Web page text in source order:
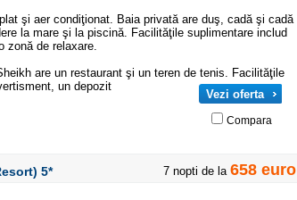
şi aer condiţionat. Baia privată are duş, cadă şi cadă
la mare şi la piscină. Facilităţile suplimentare includ
zonă de relaxare.
are un restaurant şi un teren de tenis. Facilităţile
un depozit
Vezi oferta
Compara
5* 7 nopti de la 658 euro